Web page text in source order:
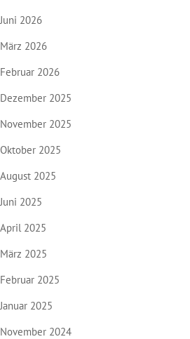
Juni 2026
März 2026
Februar 2026
Dezember 2025
November 2025
Oktober 2025
August 2025
Juni 2025
April 2025
März 2025
Februar 2025
Januar 2025
November 2024